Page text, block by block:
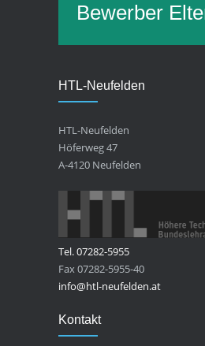
Bewerber
HTL-Neufelden
HTL-Neufelden
Höferweg 47
A-4120 Neufelden
Tel. 07282-5955
Fax 07282-5955-40
info@htl-neufelden.at
Kontakt